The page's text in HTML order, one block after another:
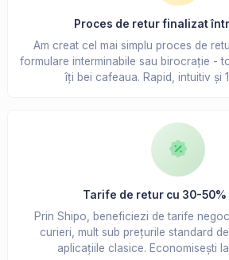
Proces de retur finalizat
Am creat cel mai simplu proces de
formulare interminabile sau birocrație -
îți bei cafeaua. Rapid, intuitiv și
Tarife de retur cu 30-50%
Prin Shipo, beneficiezi de tarife
curieri, mult sub prețurile standard
aplicațiile clasice. Economisești